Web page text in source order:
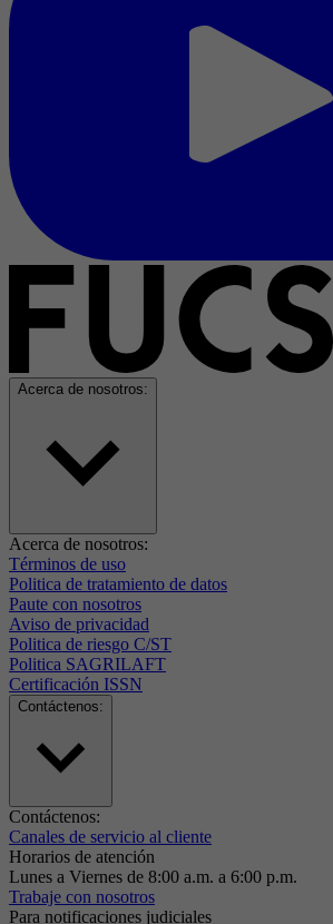
Acerca de nosotros:
Acerca de nosotros:
Términos de uso
Politica de tratamiento de datos
Paute con nosotros
Aviso de privacidad
Politica de riesgo C/ST
Politica SAGRILAFT
Certificación ISSN
Contáctenos:
Contáctenos:
Canales de servicio al cliente
Horarios de atención
Lunes a Viernes de 8:00 a.m. a 6:00 p.m.
Trabaje con nosotros
Para notificaciones judiciales